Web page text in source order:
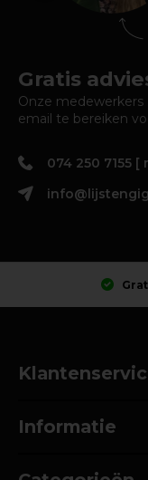
Gratis
Onze medewerkers
email te bereiken
074 250 7155 [
Informatie